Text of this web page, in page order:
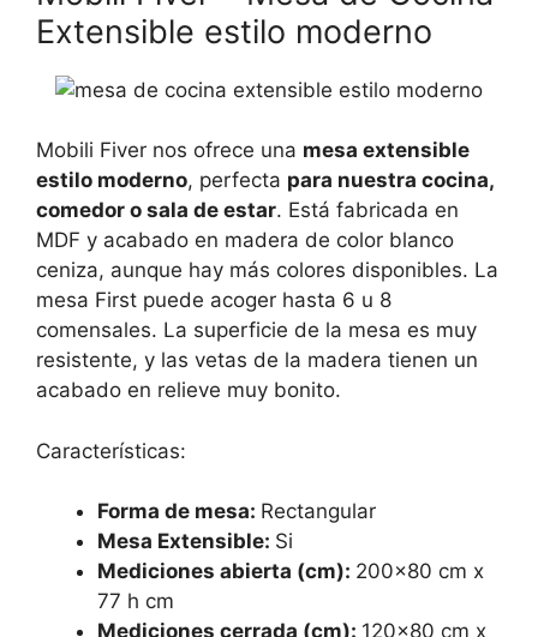
Extensible estilo moderno
Mobili Fiver nos ofrece una mesa extensible
estilo moderno, perfecta para nuestra cocina,
comedor o sala de estar. Está fabricada en
MDF y acabado en madera de color blanco
ceniza, aunque hay más colores disponibles. La
mesa First puede acoger hasta 6 u 8
comensales. La superficie de la mesa es muy
resistente, y las vetas de la madera tienen un
acabado en relieve muy bonito.
Características:
Forma de mesa: Rectangular
Mesa Extensible: Si
Mediciones abierta (cm): 200×80 cm x
77 h cm
Mediciones cerrada (cm): 120×80 cm x